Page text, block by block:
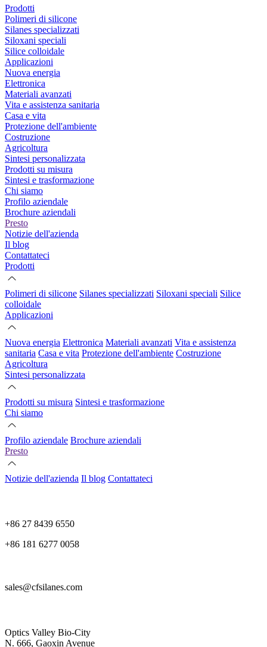
Prodotti
Polimeri di silicone
Silanes specializzati
Siloxani speciali
Silice colloidale
Applicazioni
Nuova energia
Elettronica
Materiali avanzati
Vita e assistenza sanitaria
Casa e vita
Protezione dell'ambiente
Costruzione
Agricoltura
Sintesi personalizzata
Prodotti su misura
Sintesi e trasformazione
Chi siamo
Profilo aziendale
Brochure aziendali
Presto
Notizie dell'azienda
Il blog
Contattateci
Prodotti
Polimeri di silicone Silanes specializzati Siloxani speciali Silice
colloidale
Applicazioni
Nuova energia Elettronica Materiali avanzati Vita e assistenza
sanitaria Casa e vita Protezione dell'ambiente Costruzione
Agricoltura
Sintesi personalizzata
Prodotti su misura Sintesi e trasformazione
Chi siamo
Profilo aziendale Brochure aziendali
Presto
Notizie dell'azienda Il blog Contattateci
+86 27 8439 6550
+86 181 6277 0058
sales@cfsilanes.com
Optics Valley Bio-City
N. 666, Gaoxin Avenue